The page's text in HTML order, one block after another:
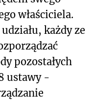
właściciela.
każdy ze
pozostałych
ustawy -